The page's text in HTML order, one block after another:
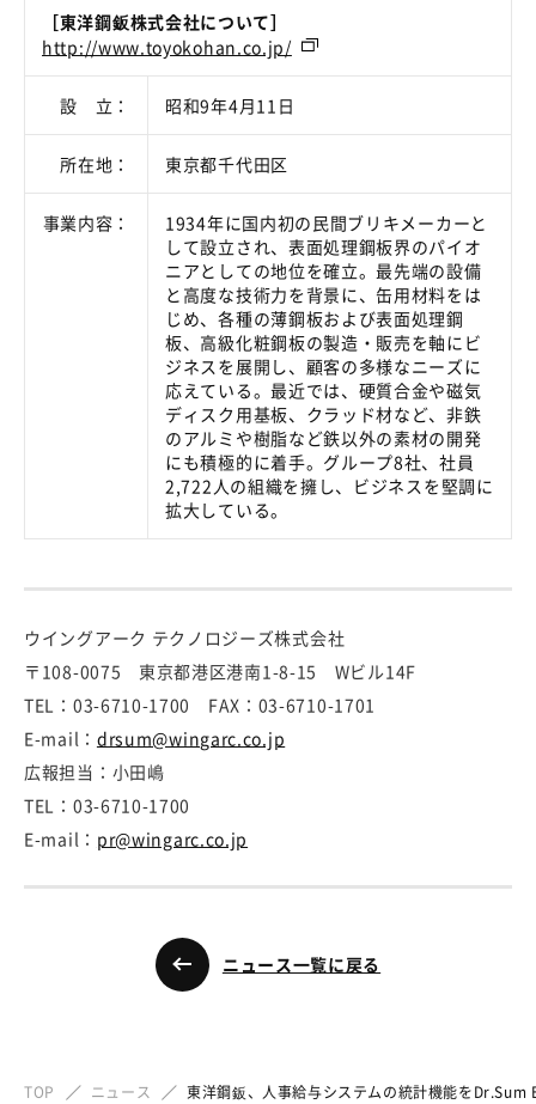
［東洋鋼鈑株式会社について］
http://www.toyokohan.co.jp/
設 立： 昭和9年4月11日
所在地： 東京都千代田区
事業内容：
1934年に国内初の民間ブリキメーカーと
して設立され、表面処理鋼板界のパイオ
ニアとしての地位を確立。最先端の設備
と高度な技術力を背景に、缶用材料をは
じめ、各種の薄鋼板および表面処理鋼
板、高級化粧鋼板の製造・販売を軸にビ
ジネスを展開し、顧客の多様なニーズに
応えている。最近では、硬質合金や磁気
ディスク用基板、クラッド材など、非鉄
のアルミや樹脂など鉄以外の素材の開発
にも積極的に着手。グループ8社、社員
2,722人の組織を擁し、ビジネスを堅調に
拡大している。
ウイングアーク テクノロジーズ株式会社
〒108-0075 東京都港区港南1-8-15 Wビル14F
TEL：03-6710-1700 FAX：03-6710-1701
E-mail： drsum@wingarc.co.jp
広報担当：小田嶋
TEL：03-6710-1700
E-mail： pr@wingarc.co.jp
ニュース一覧に戻る
TOP ニュース
東洋鋼鈑、人事給与システムの統計機能をDr.Sum